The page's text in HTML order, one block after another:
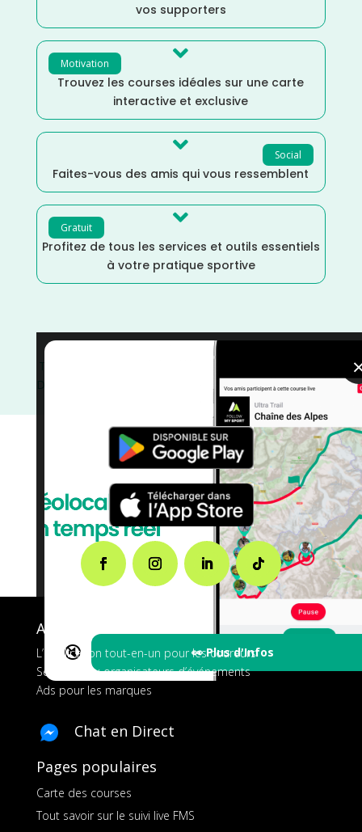
vos supporters
Motivation 
Trouvez les courses idéales sur une carte
interactive et exclusive
Social

Faites-vous des amis qui vous ressemblent
Gratuit 
Profitez de tous les services et outils essentiels
à votre pratique sportive
🔇 👀 Plus d'Infos
Trail
Distance Marathon
/Dénivelé Moyen
Dénivelé Elevé/ courses
A propos de FMS
L’application tout-en-un pour les coureurs
Services aux organisateurs d’événements
Ads pour les marques
Chat en Direct
Pages populaires
Carte des courses
Tout savoir sur le suivi live FMS